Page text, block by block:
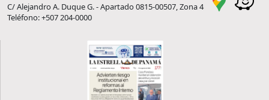
C/ Alejandro A. Duque G. - Apartado 0815-00507, Zona 4
Teléfono: +507 204-0000